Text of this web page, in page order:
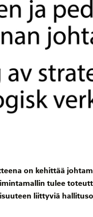
on kehittää
tulee
liittyviä